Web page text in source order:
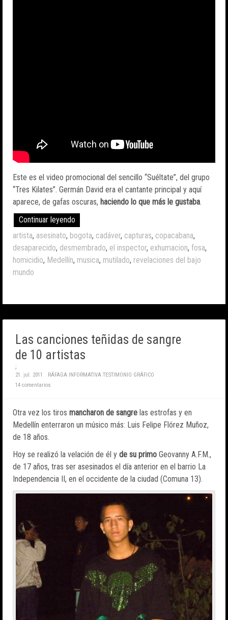
Este es el video promocional del sencillo “Suéltate”, del grupo
“Tres Kilates”. Germán David era el cantante principal y aquí
aparece, de gafas oscuras, haciendo lo que más le gustaba.
Continuar leyendo
artista, asesinato, bogota, cadáver, capturas, copacabana,
desaparecido, desmembrado, el inspector, exhumacion, fosa,
homicidio, Medellín, musica, mutilado, revelaciones del bajo
mundo
Las canciones teñidas de sangre
de 10 artistas
;
21. jul. 2011 RÁFAGA INFORMATIVA TESTIMONIO GRÁFICO
14 comentarios
Otra vez los tiros mancharon de sangre las estrofas y en
Medellín enterraron un músico más: Luis Felipe Flórez Muñoz,
de 18 años.
Hoy se realizó la velación de él y de su primo Geovanny A.F.M.,
de 17 años, tras ser asesinados el día anterior en el barrio La
Independencia II, en el occidente de la ciudad (Comuna 13).